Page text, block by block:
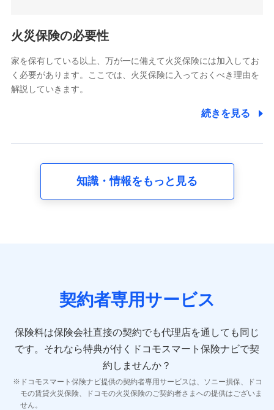
電話対応の品質向上およびお問合せ内容の正確な把握のため
6.採用応募者の個人情報
採用選考および入社手続を実施するため
8.取引先個人情報
取引先としての選定業務、営業情報の提供業務、契約締結手
10.受託業務の 個人情報
11.マイカー通勤管理クラウド並びに法人向けASPサー
ビスに関してのお問い合わせ情報
各種お問い合わせに対応するため
当社のサービスに関する情報提供や、皆様に有用なお知らせ
をお送りするため
火災保険の必要性
家を保有している以上、万が一に備えて火災保険には加入してお
く必要があります。ここでは、火災保険に入っておくべき理由を
解説していきます。
続きを見る
知識・情報をもっと見る
契約者専用サービス
保険料は保険会社直接の契約でも代理店を通しても同じ
です。 それなら特典が付くドコモスマート保険ナビで契
約しませんか？
ドコモスマート保険ナビ提供の契約者専用サービスは、ソニー損保、ドコ
モの賃貸火災保険、ドコモの火災保険のご契約者さまへの提供はございま
せん。